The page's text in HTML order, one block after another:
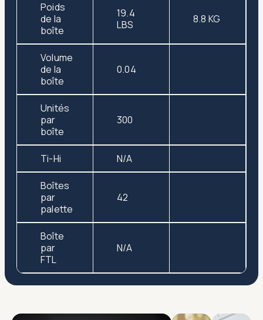
Poids
de la
boîte
19.4
LBS
8.8 KG
Volume
de la
boîte
0.04
Unités
par
boîte
300
Ti-Hi N/A
Boîtes
par
palette
42
Boîte
par
FTL
N/A